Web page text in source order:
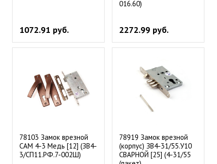
1072.91 руб.
016.60)
2272.99 руб.
78103 Замок врезной
САМ 4-3 Медь [12] (ЗВ4-
3/СП11.РФ.7-002Ш)
78919 Замок врезной
(корпус) ЗВ4-31/55.У10
СВАРНОЙ [25] (4-31/55